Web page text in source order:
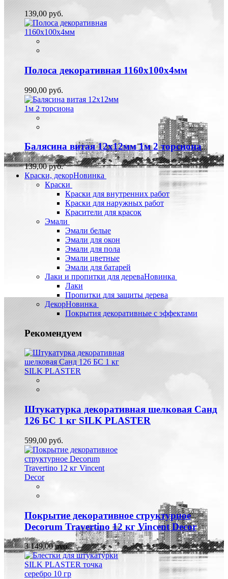
139,00 руб.
Полоса декоративная 1160х100х4мм
990,00 руб.
Балясина витая 12х12мм 1м 2 торсиона
139,00 руб.
Краски, декорНовинка
Краски
Краски для внутренних работ
Краски для наружных работ
Красители для красок
Эмали
Эмали белые
Эмали для окон
Эмали для пола
Эмали цветные
Эмали для батарей
Лаки и пропитки для дереваНовинка
Лаки
Пропитки для защиты дерева
ДекорНовинка
Покрытия декоративные с эффектами
Рекомендуем
Штукатурка декоративная шелковая Санд
126 БС 1 кг SILK PLASTER
599,00 руб.
Покрытие декоративное структурное
Decorum Travertino 12 кг Vincent Decor
3 149,00 руб.